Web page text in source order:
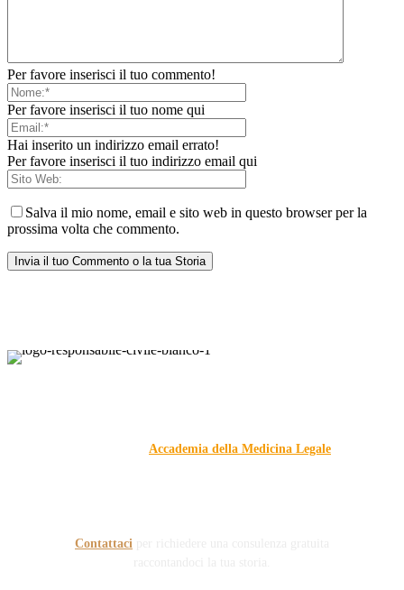
Per favore inserisci il tuo commento!
Per favore inserisci il tuo nome qui
Hai inserito un indirizzo email errato!
Per favore inserisci il tuo indirizzo email qui
Salva il mio nome, email e sito web in questo browser per la
prossima volta che commento.
Accademia della Medicina Legale
Contattaci